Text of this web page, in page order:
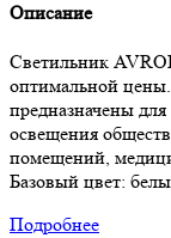
Описание
Светильник
оптимальной
предназначены
освещения
помещений,
Базовый цвет:
Подробнее